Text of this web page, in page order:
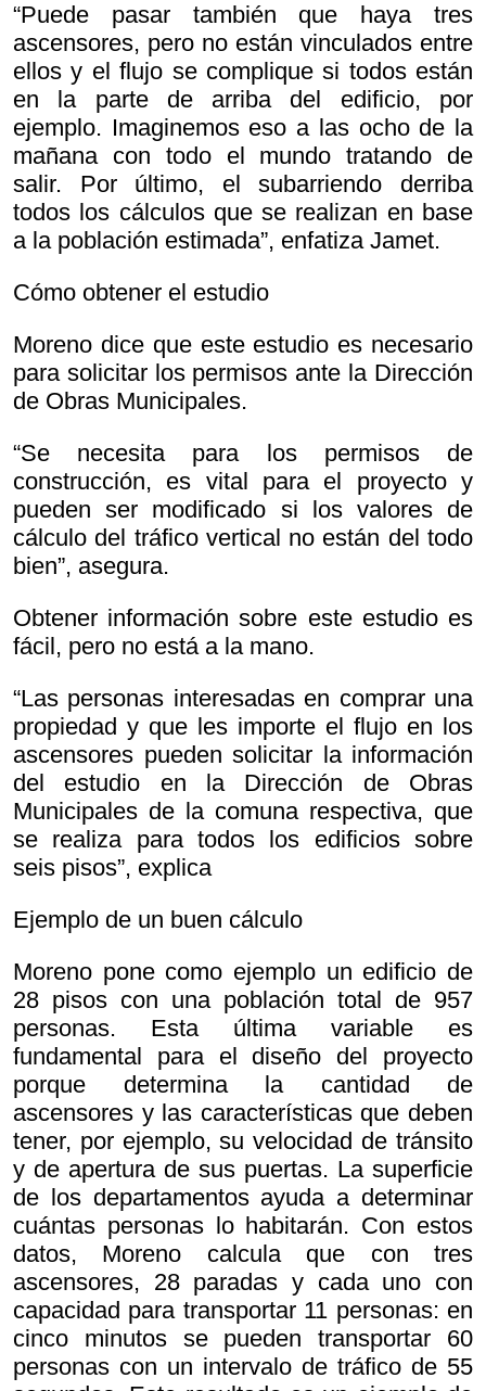
“Puede pasar también que haya tres
ascensores, pero no están vinculados entre
ellos y el flujo se complique si todos están
en la parte de arriba del edificio, por
ejemplo. Imaginemos eso a las ocho de la
mañana con todo el mundo tratando de
salir. Por último, el subarriendo derriba
todos los cálculos que se realizan en base
a la población estimada”, enfatiza Jamet.
Cómo obtener el estudio
Moreno dice que este estudio es necesario
para solicitar los permisos ante la Dirección
de Obras Municipales.
“Se necesita para los permisos de
construcción, es vital para el proyecto y
pueden ser modificado si los valores de
cálculo del tráfico vertical no están del todo
bien”, asegura.
Obtener información sobre este estudio es
fácil, pero no está a la mano.
“Las personas interesadas en comprar una
propiedad y que les importe el flujo en los
ascensores pueden solicitar la información
del estudio en la Dirección de Obras
Municipales de la comuna respectiva, que
se realiza para todos los edificios sobre
seis pisos”, explica
Ejemplo de un buen cálculo
Moreno pone como ejemplo un edificio de
28 pisos con una población total de 957
personas. Esta última variable es
fundamental para el diseño del proyecto
porque determina la cantidad de
ascensores y las características que deben
tener, por ejemplo, su velocidad de tránsito
y de apertura de sus puertas. La superficie
de los departamentos ayuda a determinar
cuántas personas lo habitarán. Con estos
datos, Moreno calcula que con tres
ascensores, 28 paradas y cada uno con
capacidad para transportar 11 personas: en
cinco minutos se pueden transportar 60
personas con un intervalo de tráfico de 55